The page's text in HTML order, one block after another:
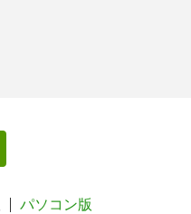
パソコン版